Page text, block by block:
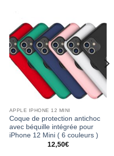
APPLE IPHONE 12 MINI
Coque de protection antichoc
avec béquille intégrée pour
iPhone 12 Mini ( 6 couleurs )
12,50€